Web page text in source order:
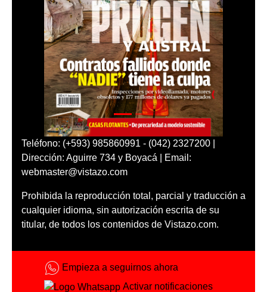
Teléfono: (+593) 985860991 - (042) 2327200 |
Dirección: Aguirre 734 y Boyacá | Email:
webmaster@vistazo.com
Prohibida la reproducción total, parcial y traducción a
cualquier idioma, sin autorización escrita de su
titular, de todos los contenidos de Vistazo.com.
Empieza a seguirnos ahora
Activar notificaciones